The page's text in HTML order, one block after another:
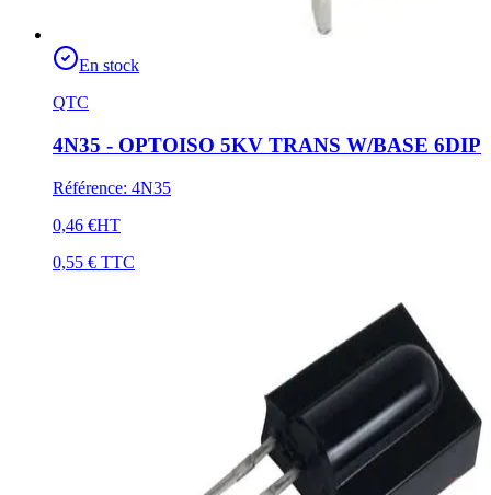
En stock
QTC
4N35 - OPTOISO 5KV TRANS W/BASE 6DIP
Référence: 4N35
0,46 €HT
0,55 € TTC